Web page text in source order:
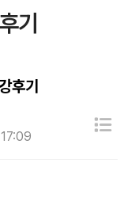
기
후기